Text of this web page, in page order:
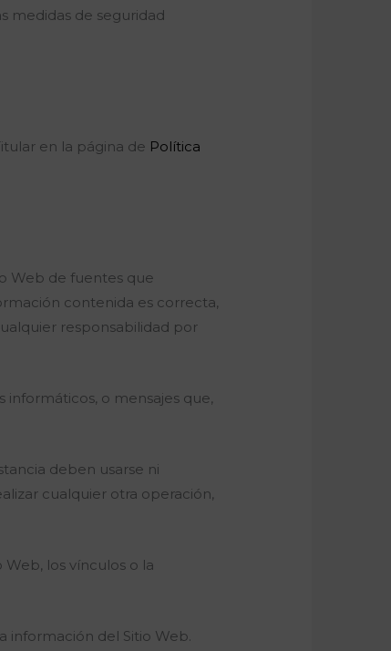
medidas de seguridad
en la página de Política
Web de fuentes que
contenida es correcta,
responsabilidad por
o mensajes que,
deben usarse ni
cualquier otra operación,
los vínculos o la
información del Sitio Web.